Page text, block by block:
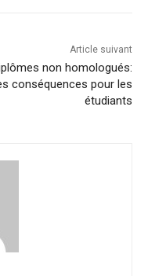
Article suivant
non homologués:
conséquences pour les
étudiants